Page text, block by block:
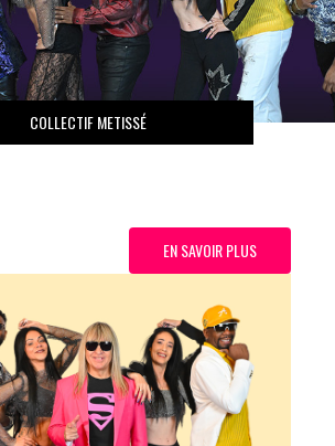
COLLECTIF METISSÉ
EN SAVOIR PLUS